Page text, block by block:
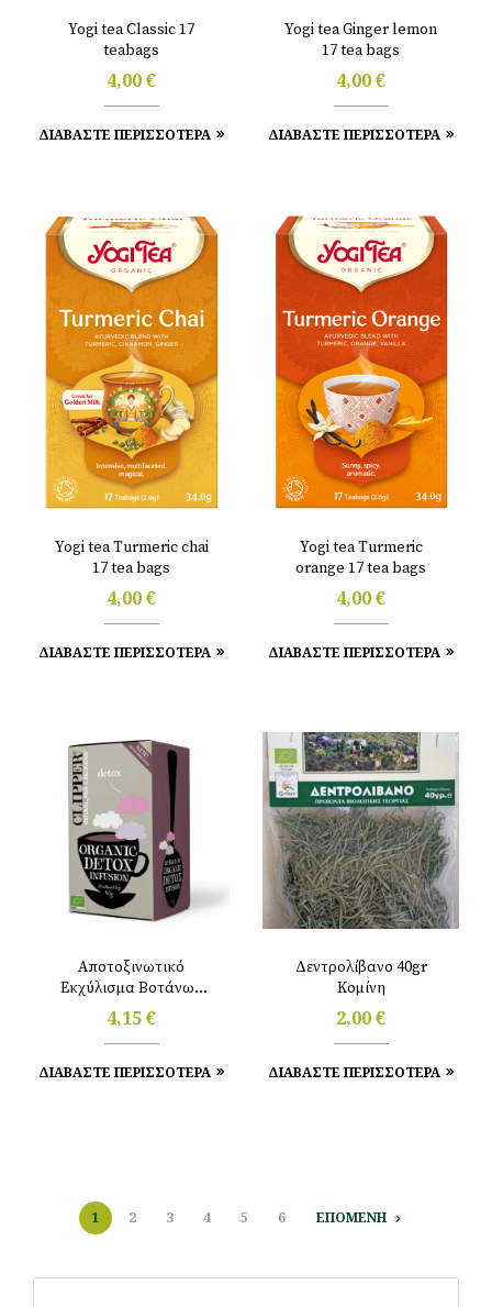
Yogi tea Classic 17
teabags
4,00€
ΔΙΑΒΑΣΤΕ ΠΕΡΙΣΣΟΤΕΡΑ
Yogi tea Ginger lemon
17 tea bags
4,00€
ΔΙΑΒΑΣΤΕ ΠΕΡΙΣΣΟΤΕΡΑ
Yogi tea Turmeric chai
17 tea bags
4,00€
ΔΙΑΒΑΣΤΕ ΠΕΡΙΣΣΟΤΕΡΑ
Yogi tea Turmeric
orange 17 tea bags
4,00€
ΔΙΑΒΑΣΤΕ ΠΕΡΙΣΣΟΤΕΡΑ
Αποτοξινωτικό
Εκχύλισμα Βοτάνων
(20tbgs / 40gr) Clipper
4,15€
ΔΙΑΒΑΣΤΕ ΠΕΡΙΣΣΟΤΕΡΑ
Δεντρολίβανο 40gr
Κομίνη
2,00€
ΔΙΑΒΑΣΤΕ ΠΕΡΙΣΣΟΤΕΡΑ
1 2 3 4 5 6 ΕΠΟΜΕΝΗ